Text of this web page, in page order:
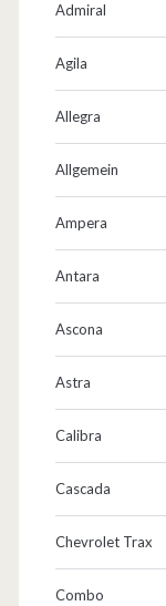
Admiral
Agila
Allegra
Allgemein
Ampera
Antara
Ascona
Astra
Calibra
Cascada
Chevrolet Trax
Combo